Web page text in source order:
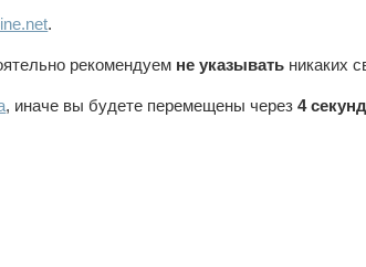
.
рекомендуем не указывать никаких
, иначе вы будете перемещены через4секунд